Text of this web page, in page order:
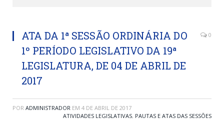
ATA DA 1ª SESSÃO ORDINÁRIA DO
1º PERÍODO LEGISLATIVO DA 19ª
LEGISLATURA, DE 04 DE ABRIL DE
2017
0
POR ADMINISTRADOR EM 4 DE ABRIL DE 2017
ATIVIDADES LEGISLATIVAS, PAUTAS E ATAS DAS SESSÕES